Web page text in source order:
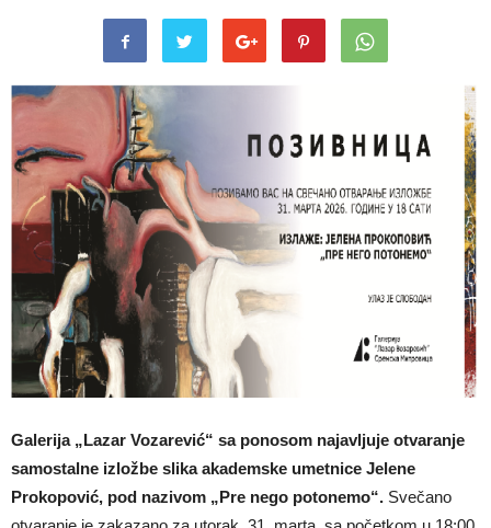
Galerija „Lazar Vozarević“ sa ponosom najavljuje otvaranje
samostalne izložbe slika akademske umetnice Jelene
Prokopović, pod nazivom „Pre nego potonemo“. Svečano